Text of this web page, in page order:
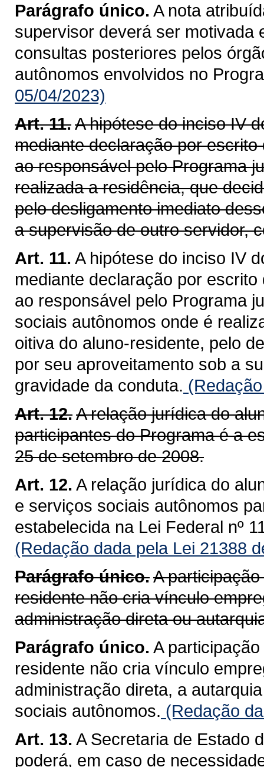
Parágrafo único. A nota
supervisor deverá ser motivada
consultas posteriores pelos
autônomos envolvidos no
05/04/2023)
Art. 11.A hipótese do inciso IV
mediante declaração por
ao responsável pelo Programa
realizada a residência, que
pelo desligamento imediato
a supervisão de outro servidor,
Art. 11. A hipótese do inciso IV
mediante declaração por
ao responsável pelo Programa
sociais autônomos onde é
oitiva do aluno-residente, pelo
por seu aproveitamento sob a
gravidade da conduta.
Art. 12.A relação jurídica do
participantes do Programa é a
25 de setembro de 2008.
Art. 12. A relação jurídica do
e serviços sociais autônomos
estabelecida na Lei Federal nº
(Redação dada pela Lei 21388
Parágrafo único.A
residente não cria vínculo
administração direta ou
Parágrafo único. A
residente não cria vínculo
administração direta, a
sociais autônomos. (Redação
Art. 13. A Secretaria de Estado
poderá, em caso de